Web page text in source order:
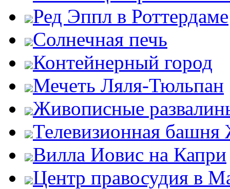
Ред Эппл в Роттердаме
Солнечная печь
Контейнерный город
Мечеть Ляля-Тюльпан
Живописные
Телевизионная
Вилла Иовис на Капри
Центр правосудия в